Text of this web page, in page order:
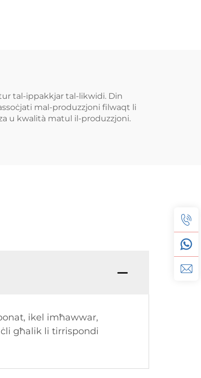
tal-ippakkjar tal-likwidi. Din
mal-produzzjoni filwaqt li
u kwalità matul il-produzzjoni.
ikel imħawwar,
għalik li tirrispondi